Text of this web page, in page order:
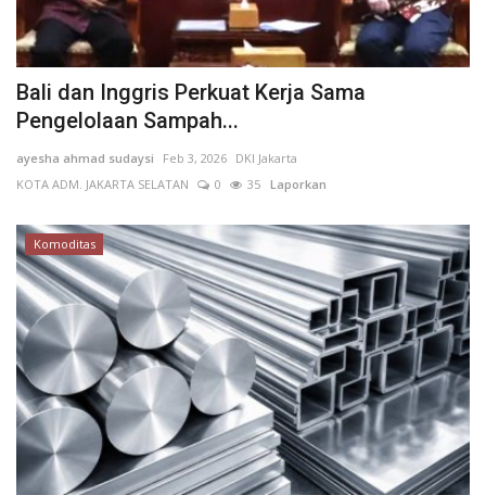
Bali dan Inggris Perkuat Kerja Sama
Pengelolaan Sampah...
ayesha ahmad sudaysi Feb 3, 2026 DKI Jakarta
KOTA ADM. JAKARTA SELATAN
0 35 Laporkan
Komoditas